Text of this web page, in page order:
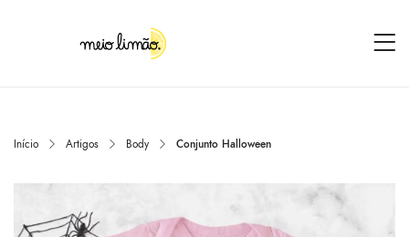
Início Artigos Body Conjunto Halloween